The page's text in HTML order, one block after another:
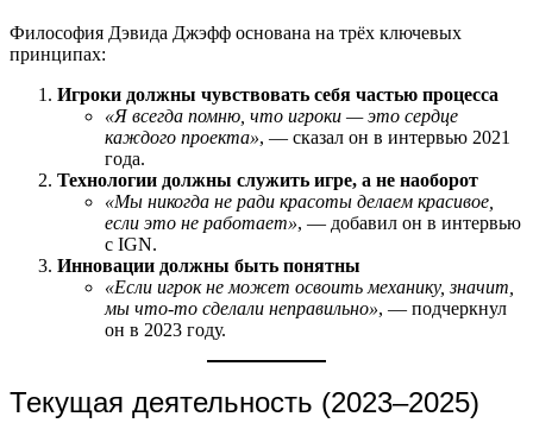
Философия Дэвида Джэфф основана на трёх ключевых
принципах:
Игроки должны чувствовать себя частью процесса
«Я всегда помню, что игроки — это сердце
каждого проекта», — сказал он в интервью 2021
года.
Технологии должны служить игре, а не наоборот
«Мы никогда не ради красоты делаем красивое,
если это не работает», — добавил он в интервью
с IGN.
Инновации должны быть понятны
«Если игрок не может освоить механику, значит,
мы что-то сделали неправильно», — подчеркнул
он в 2023 году.
Текущая деятельность (2023–2025)